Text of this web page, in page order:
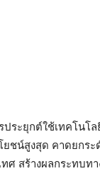
ประยุกต์ใช้เทคโนโ
ยชน์สูงสุด คาดยกร
สร้างผลกระทบท